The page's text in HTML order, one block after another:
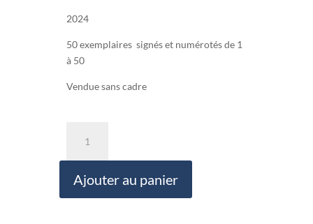
2024
50 exemplaires signés et numérotés de 1
à 50
Vendue sans cadre
Les
deux
Ajouter au panier